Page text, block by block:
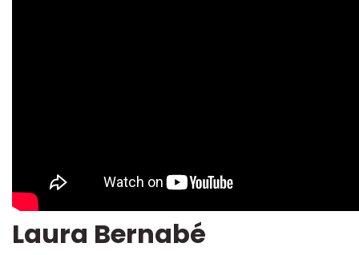
Laura Bernabé